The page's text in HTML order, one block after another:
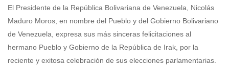
El Presidente de la República Bolivariana de Venezuela, Nicolás
Maduro Moros, en nombre del Pueblo y del Gobierno Bolivariano
de Venezuela, expresa sus más sinceras felicitaciones al
hermano Pueblo y Gobierno de la República de Irak, por la
reciente y exitosa celebración de sus elecciones parlamentarias.